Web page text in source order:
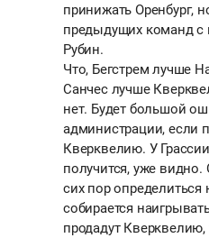
принижать Оренбург,
предыдущих команд с
Рубин.
Что, Бегстрем лучше
Санчес лучше
нет. Будет большой
администрации, если
Кверквелию. У
получится, уже
сих пор определиться
собирается
продадут Кверквелию,